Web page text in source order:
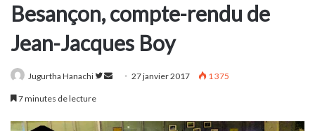
Besançon, compte-rendu de
Jean-Jacques Boy
Jugurtha Hanachi
Suivre
Envoyer27 janvier 2017 1 375
7 minutes de lecture